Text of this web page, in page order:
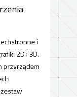
i
2D i 3D.
przyrządem